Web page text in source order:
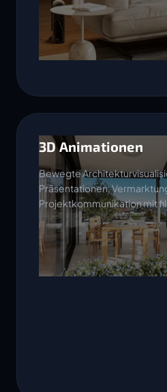
3D Animationen
Bewegte
Präsentationen,
Projektkommunikation mit